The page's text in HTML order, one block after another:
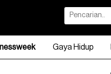
Gaya Hidup